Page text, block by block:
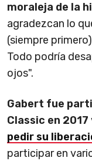
moraleja de la
agradezcan lo
(siempre
Todo podría
ojos".
Gabert fue
Classic en 2017
pedir su
participar en